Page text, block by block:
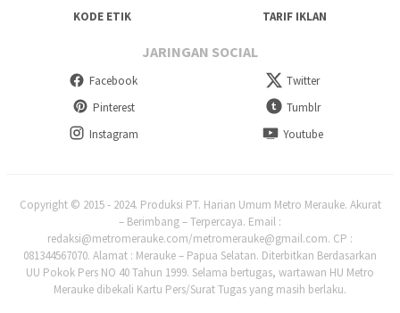
KODE ETIK
TARIF IKLAN
JARINGAN SOCIAL
Facebook
Twitter
Pinterest
Tumblr
Instagram
Youtube
Copyright © 2015 - 2024. Produksi PT. Harian Umum Metro Merauke. Akurat
– Berimbang – Terpercaya. Email :
redaksi@metromerauke.com/metromerauke@gmail.com. CP :
081344567070. Alamat : Merauke – Papua Selatan. Diterbitkan Berdasarkan
UU Pokok Pers NO 40 Tahun 1999. Selama bertugas, wartawan HU Metro
Merauke dibekali Kartu Pers/Surat Tugas yang masih berlaku.